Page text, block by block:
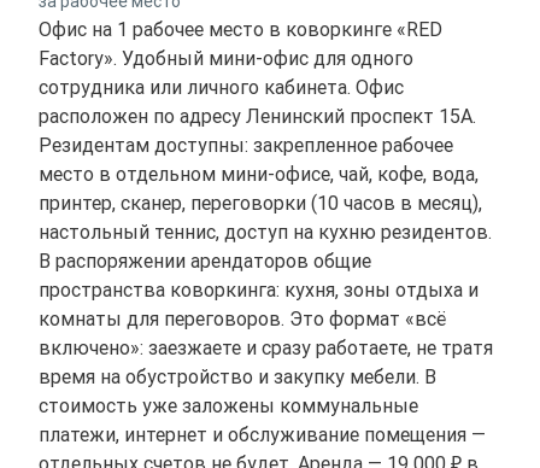
Офис на 1 рабочее место в коворкинге «RED
Factory». Удобный мини-офис для одного
сотрудника или личного кабинета. Офис
расположен по адресу Ленинский проспект 15А.
Резидентам доступны: закрепленное рабочее
место в отдельном мини-офисе, чай, кофе, вода,
принтер, сканер, переговорки (10 часов в месяц),
настольный теннис, доступ на кухню резидентов.
В распоряжении арендаторов общие
пространства коворкинга: кухня, зоны отдыха и
комнаты для переговоров. Это формат «всё
включено»: заезжаете и сразу работаете, не тратя
время на обустройство и закупку мебели. В
стоимость уже заложены коммунальные
платежи, интернет и обслуживание помещения —
отдельных счетов не будет. Аренда — 19 000 ₽ в